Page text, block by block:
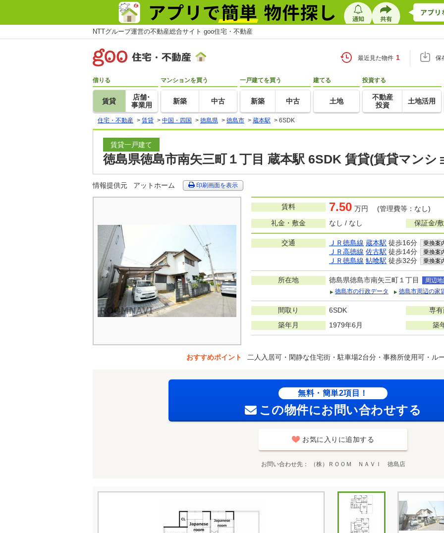
NTTグループ運営の不動産総合サイト goo住宅・不動産
最近見た物件 1 保
借りる
賃貸
店舗･
事業用
マンションを買う
新築 中古
一戸建てを買う
新築 中古
建てる
土地
投資する
不動産
投資
土地活用
住宅・不動産 > 賃貸 > 中国・四国 > 徳島県 > 徳島市 > 蔵本駅 > 6SDK
賃貸一戸建て
徳島県徳島市南矢三町１丁目 蔵本駅 6SDK 賃貸(賃貸マンシ
情報提供元 アットホーム 印刷画面を表示
賃料 7.50 万円 (管理費等：なし)
礼金・敷金
なし / なし 保証金/
交通 ＪＲ徳島線 蔵本駅 徒歩16分 乗換案
ＪＲ高徳線 佐古駅 徒歩14分 乗換案
ＪＲ徳島線 鮎喰駅 徒歩32分 乗換案
所在地 徳島県徳島市南矢三町１丁目
周辺地
徳島市の行政データ
徳島市周辺の家
間取り 6SDK 専
築年月 1979年6月 築
おすすめポイント 二人入居可・閑静な住宅街・駐車場2台分・事務所使用可・ル
無料・簡単2項目！
この物件にお問い合わせする
お気に入りに追加する
お問い合わせ先 （株）ＲＯＯＭ ＮＡＶＩ 徳島店